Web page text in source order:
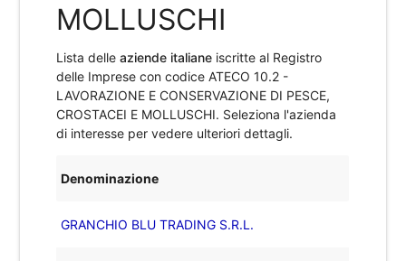
MOLLUSCHI
Lista delleaziende italiane iscritte al Registro
delle Imprese con codice ATECO10.2 -
LAVORAZIONE E CONSERVAZIONE DI PESCE,
CROSTACEI E MOLLUSCHI. Seleziona l'azienda
di interesse per vedere ulteriori dettagli.
Denominazione
GRANCHIO BLU TRADING S.R.L.